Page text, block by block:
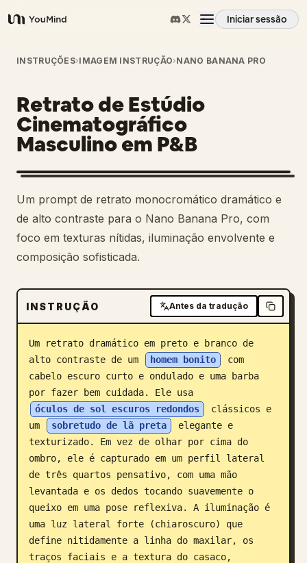
YouMind
Iniciar sessão
Visão geral
Casos de uso
Habilidades
Prompts
Preços
Blogue
Atualizações
INSTRUÇÕES›IMAGEM INSTRUÇÃO›NANO BANANA PRO
Retrato de Estúdio
Cinematográfico
Masculino em P&B
Um prompt de retrato monocromático dramático e
de alto contraste para o Nano Banana Pro, com
foco em texturas nítidas, iluminação envolvente e
composição sofisticada.
INSTRUÇÃO Antes da tradução
Um retrato dramático em preto e branco de
alto contraste de um
homem bonito
com
cabelo escuro curto e ondulado e uma barba
por fazer bem cuidada. Ele usa
óculos de sol escuros redondos
clássicos e
um
sobretudo de lã preta
elegante e
texturizado. Em vez de olhar por cima do
ombro, ele é capturado em um perfil lateral
de três quartos pensativo, com uma mão
levantada e os dedos tocando suavemente o
queixo em uma pose reflexiva. A iluminação é
uma luz lateral forte (chiaroscuro) que
define nitidamente a linha do maxilar, os
traços faciais e a textura do casaco,